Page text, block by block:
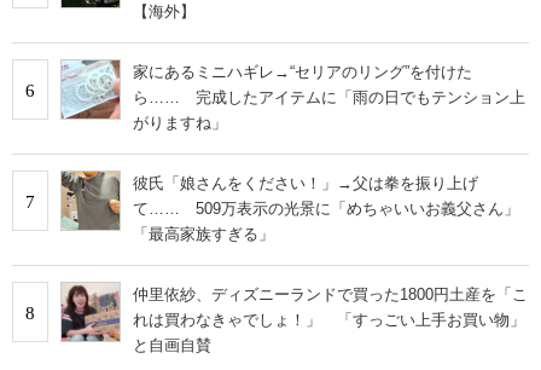
【海外】
6
家にあるミニハギレ→“セリアのリング”を付けた
ら…… 完成したアイテムに「雨の日でもテンション上
がりますね」
7
彼氏「娘さんをください！」→父は拳を振り上げ
て…… 509万表示の光景に「めちゃいいお義父さん」
「最高家族すぎる」
8
仲里依紗、ディズニーランドで買った1800円土産を「こ
れは買わなきゃでしょ！」 「すっごい上手お買い物」
と自画自賛